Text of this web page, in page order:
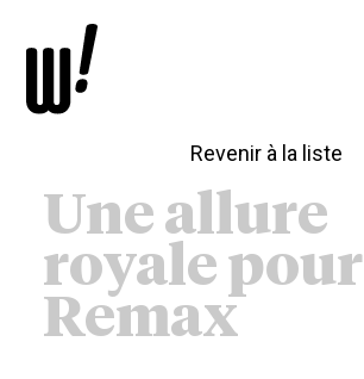
notre
agence
projets
nos
wamers
accès
contact
Revenir à la liste
Une allure
royale pour
Remax